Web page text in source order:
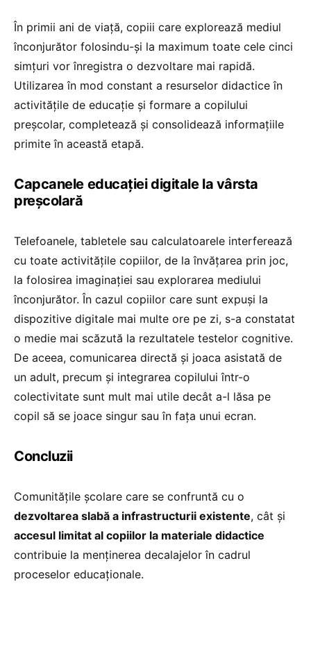
În primii ani de viață, copiii care explorează mediul
înconjurător folosindu-și la maximum toate cele cinci
simțuri vor înregistra o dezvoltare mai rapidă.
Utilizarea în mod constant a resurselor didactice în
activitățile de educație și formare a copilului
preșcolar, completează și consolidează informațiile
primite în această etapă.
Capcanele educației digitale la vârsta
preșcolară
Telefoanele, tabletele sau calculatoarele interferează
cu toate activităţile copiilor, de la învățarea prin joc,
la folosirea imaginaţiei sau explorarea mediului
înconjurător. În cazul copiilor care sunt expuși la
dispozitive digitale mai multe ore pe zi, s-a constatat
o medie mai scăzută la rezultatele testelor cognitive.
De aceea, comunicarea directă și joaca asistată de
un adult, precum și integrarea copilului într-o
colectivitate sunt mult mai utile decât a-l lăsa pe
copil să se joace singur sau în fața unui ecran.
Concluzii
Comunitățile școlare care se confruntă cu o
dezvoltarea slabă a infrastructurii existente, cât și
accesul limitat al copiilor la materiale didactice
contribuie la menținerea decalajelor în cadrul
proceselor educaționale.